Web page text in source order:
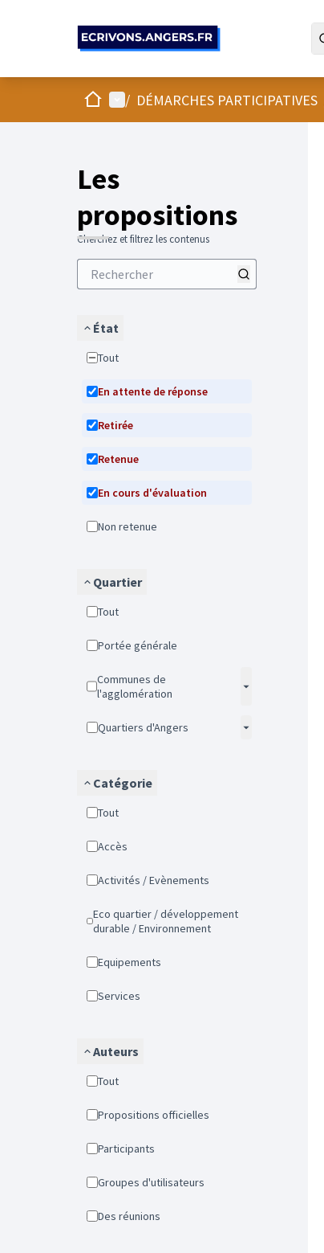
AccueilMenu principal
/ DÉMARCHES PARTICIPATIVES
Les
propositions
Cherchez et filtrez les contenus
État
Tout
En attente de réponse
Retirée
Retenue
En cours d'évaluation
Non retenue
Quartier
Tout
Portée générale
Communes de
l'agglomération
Quartiers d'Angers
Catégorie
Tout
Accès
Activités / Evènements
Eco quartier / développement
durable / Environnement
Equipements
Services
Auteurs
Tout
Propositions officielles
Participants
Groupes d'utilisateurs
Des réunions